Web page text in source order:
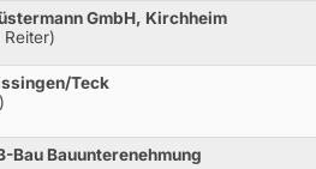
GmbH, Kirchheim
Reiter)
Teck
Bau Bauunterenehmung